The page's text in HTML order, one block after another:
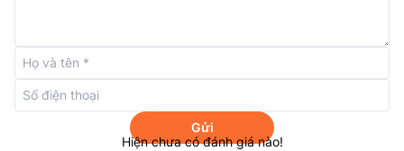
bị núm vặn để điều chỉnh nhiệt độ tùy vào nhu cầu sử
dụng của bạn. Ngoài ra có trang bị đèn led bên trong
nên có thể dễ dàng lấy thực phẩm.
Gửi
Hiện chưa có đánh giá nào!